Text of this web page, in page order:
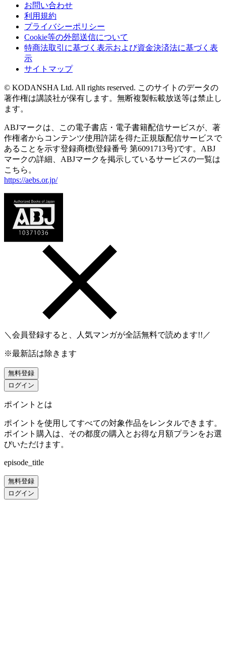
お問い合わせ
利用規約
プライバシーポリシー
Cookie等の外部送信について
特商法取引に基づく表示および資金決済法に基づく表
示
サイトマップ
© KODANSHA Ltd. All rights reserved. このサイトのデータの
著作権は講談社が保有します。無断複製転載放送等は禁止し
ます。
ABJマークは、この電子書店・電子書籍配信サービスが、著
作権者からコンテンツ使用許諾を得た正規版配信サービスで
あることを示す登録商標(登録番号 第6091713号)です。ABJ
マークの詳細、ABJマークを掲示しているサービスの一覧は
こちら。
https://aebs.or.jp/
＼会員登録すると、人気マンガが全話無料で読めます!!／
※最新話は除きます
無料登録
ログイン
ポイントとは
ポイントを使用してすべての対象作品をレンタルできます。
ポイント購入は、その都度の購入とお得な月額プランをお選
びいただけます。
episode_title
無料登録
ログイン